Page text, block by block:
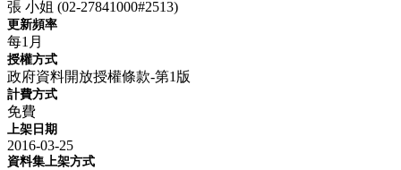
張 小姐 (02-27841000#2513)
更新頻率
每1月
授權方式
政府資料開放授權條款-第1版
計費方式
免費
上架日期
2016-03-25
資料集上架方式